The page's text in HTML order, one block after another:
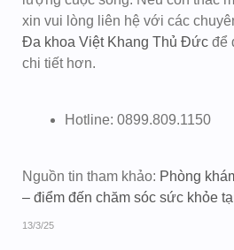
xin vui lòng liên hệ với các
Đa khoa Việt Khang Thủ Đức để
chi tiết hơn.
Hotline: 0899.809.1150
Nguồn tin tham khảo: Phòng
– điểm đến chăm sóc sức khỏe
13/3/25